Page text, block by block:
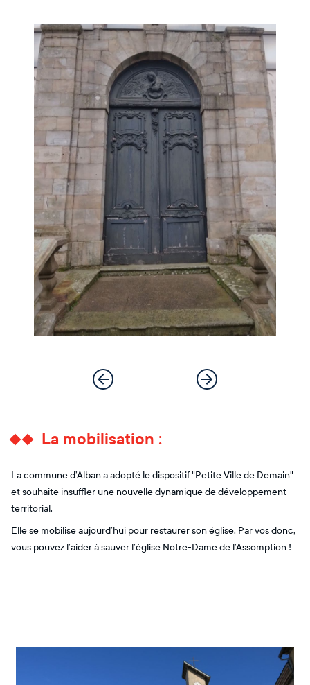
La mobilisation :
La commune d’Alban a adopté le dispositif "Petite Ville de Demain"
et souhaite insuffler une nouvelle dynamique de développement
territorial.
Elle se mobilise aujourd’hui pour restaurer son église. Par vos donc,
vous pouvez l’aider à sauver l’église Notre-Dame de l’Assomption !